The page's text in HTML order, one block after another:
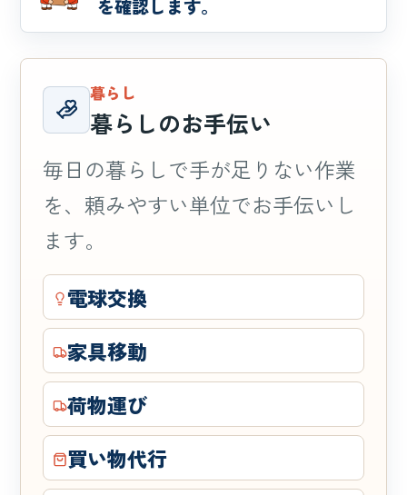
を確認します。
暮らし
暮らしのお手伝い
毎日の暮らしで手が足りない作業
を、頼みやすい単位でお手伝いし
ます。
電球交換
家具移動
荷物運び
買い物代行